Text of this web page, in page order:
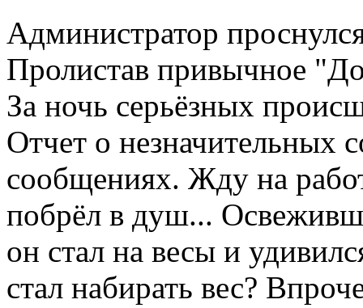
Администратор
Пролистав привычное
За ночь серьёзных
Отчет о незначительных
сообщениях. Жду на
побрёл в душ...
он стал на весы и
стал набирать вес?